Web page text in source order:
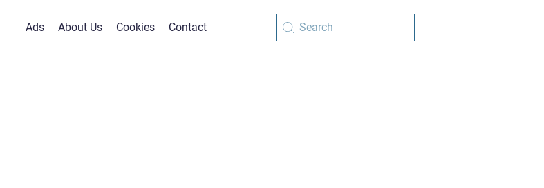
Ads About Us Cookies Contact